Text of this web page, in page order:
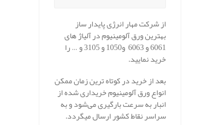
از شرکت مهار انرژی پایدار ساز
بهترین ورق آلومینیوم در آلیاژ های
6061 و 6063 و1050 و 3105 و … را
خرید نمایید.
بعد از خرید در کوتاه ترین زمان ممکن
انواع ورق آلومینیوم خریداری شده از
انبار به سرعت بارگیری می‌شود و به
سراسر نقاط کشور ارسال میگردد.